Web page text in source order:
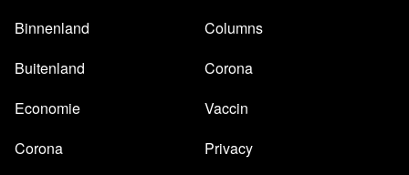
Binnenland
Buitenland
Economie
Corona
Columns
Corona
Vaccin
Privacy